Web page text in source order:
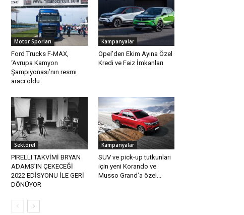
Motor Sporları
Ford Trucks F-MAX,
‘Avrupa Kamyon
Şampiyonası’nın resmi
aracı oldu
Kampanyalar
Opel’den Ekim Ayına Özel
Kredi ve Faiz İmkanları
Sektörel
PIRELLI TAKVİMİ BRYAN
ADAMS’IN ÇEKECEĞİ
2022 EDİSYONU İLE GERİ
DÖNÜYOR
Kampanyalar
SUV ve pick-up tutkunları
için yeni Korando ve
Musso Grand’a özel...